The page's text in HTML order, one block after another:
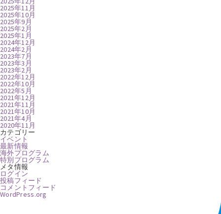
2025年11月
2025年10月
2025年9月
2025年2月
2025年1月
2024年12月
2024年2月
2023年7月
2023年3月
2023年2月
2022年12月
2022年10月
2022年5月
2021年12月
2021年11月
2021年10月
2021年4月
2020年11月
カテゴリー
イベント
最新情報
海外プログラム
特別プログラム
メタ情報
ログイン
投稿フィード
コメントフィード
WordPress.org